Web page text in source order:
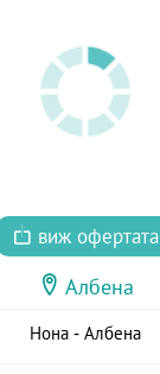
виж офертата
Албена
Нона - Албена